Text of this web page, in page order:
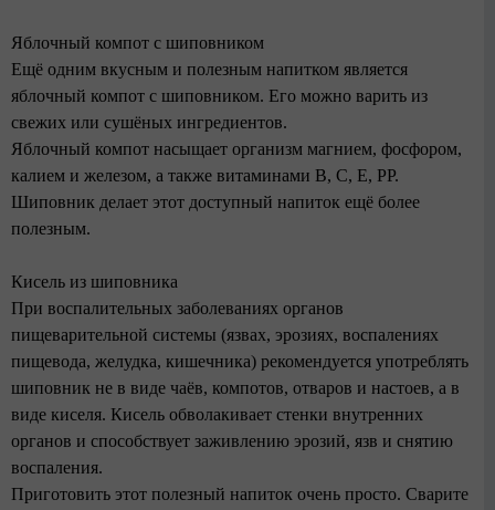
Яблочный компот с шиповником
Ещё одним вкусным и полезным напитком является
яблочный компот с шиповником. Его можно варить из
свежих или сушёных ингредиентов.
Яблочный компот насыщает организм магнием, фосфором,
калием и железом, а также витаминами В, С, Е, PP.
Шиповник делает этот доступный напиток ещё более
полезным.
Кисель из шиповника
При воспалительных заболеваниях органов
пищеварительной системы (язвах, эрозиях, воспалениях
пищевода, желудка, кишечника) рекомендуется употреблять
шиповник не в виде чаёв, компотов, отваров и настоев, а в
виде киселя. Кисель обволакивает стенки внутренних
органов и способствует заживлению эрозий, язв и снятию
воспаления.
Приготовить этот полезный напиток очень просто. Сварите